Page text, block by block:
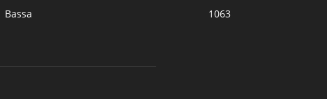
Bassa
1063